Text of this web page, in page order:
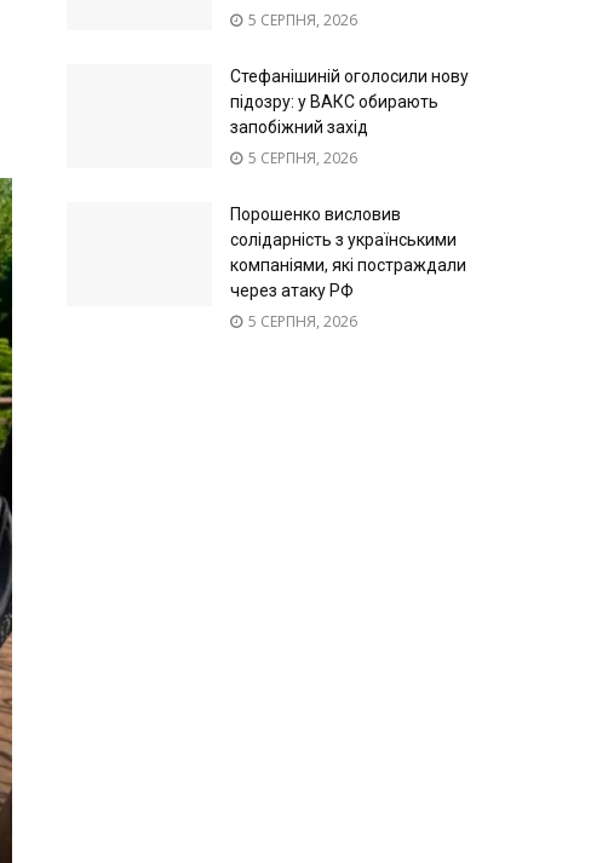
5 СЕРПНЯ, 2026
Стефанішиній оголосили нову
підозру: у ВАКС обирають
запобіжний захід
5 СЕРПНЯ, 2026
Порошенко висловив
солідарність з українськими
компаніями, які постраждали
через атаку РФ
5 СЕРПНЯ, 2026